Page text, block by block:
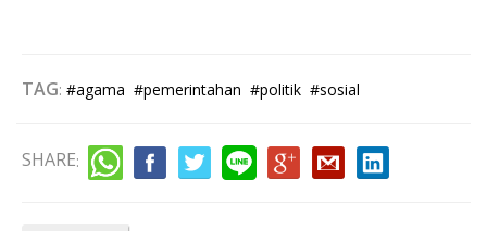
TAG: #agama #pemerintahan #politik #sosial
SHARE: